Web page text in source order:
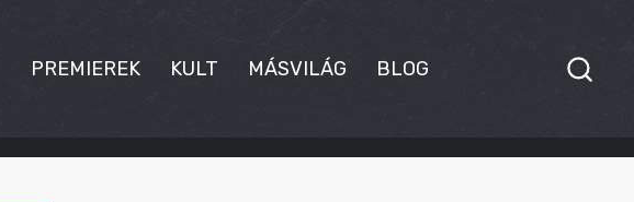
PREMIEREK KULT MÁSVILÁG BLOG